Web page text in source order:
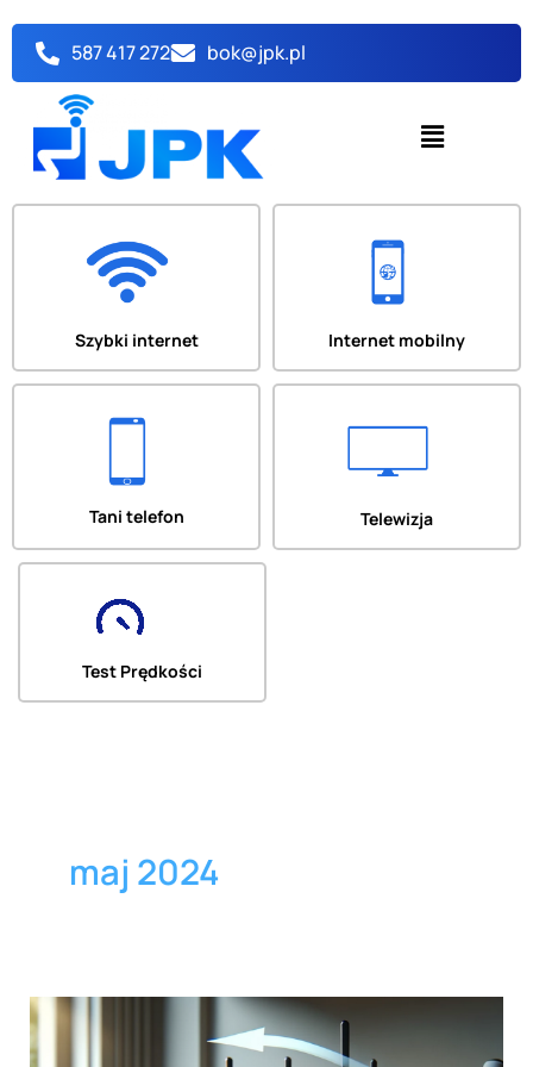
treści
587 417 272 bok@jpk.pl
Menu
Szybki internet Internet mobilny
Tani telefon Telewizja
Test Prędkości
maj 2024
Ważna
informacja